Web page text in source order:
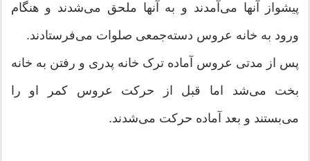
پیشواز آنها مى‌آمدند و به آنها ملحق مى‌شدند و هنگام
ورود به خانه عروس دسته‌جمعى صلوات مى‌فرستادند.
پس از مدتى عروس آماده ترک خانه پدرى و رفتن به خانه
بخت مى‌شد اما قبل از حرکت عروس کمر او را
مى‌بستند و بعد آماده حرکت مى‌شدند.